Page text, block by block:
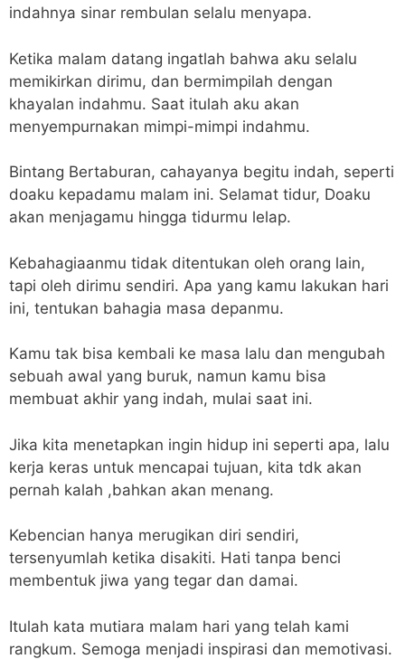
indahnya sinar rembulan selalu menyapa.
Ketika malam datang ingatlah bahwa aku selalu
memikirkan dirimu, dan bermimpilah dengan
khayalan indahmu. Saat itulah aku akan
menyempurnakan mimpi-mimpi indahmu.
Bintang Bertaburan, cahayanya begitu indah, seperti
doaku kepadamu malam ini. Selamat tidur, Doaku
akan menjagamu hingga tidurmu lelap.
Kebahagiaanmu tidak ditentukan oleh orang lain,
tapi oleh dirimu sendiri. Apa yang kamu lakukan hari
ini, tentukan bahagia masa depanmu.
Kamu tak bisa kembali ke masa lalu dan mengubah
sebuah awal yang buruk, namun kamu bisa
membuat akhir yang indah, mulai saat ini.
Jika kita menetapkan ingin hidup ini seperti apa, lalu
kerja keras untuk mencapai tujuan, kita tdk akan
pernah kalah ,bahkan akan menang.
Kebencian hanya merugikan diri sendiri,
tersenyumlah ketika disakiti. Hati tanpa benci
membentuk jiwa yang tegar dan damai.
Itulah kata mutiara malam hari yang telah kami
rangkum. Semoga menjadi inspirasi dan memotivasi.